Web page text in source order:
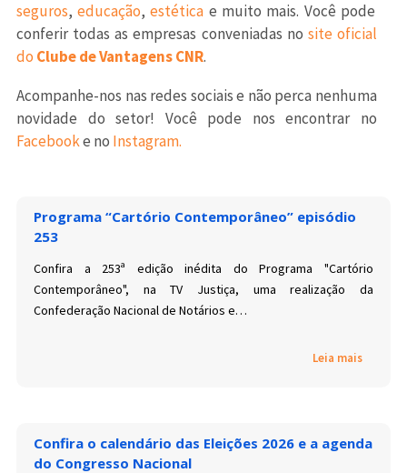
seguros, educação, estética e muito mais. Você pode
conferir todas as empresas conveniadas no site oficial
do Clube de Vantagens CNR.
Acompanhe-nos nas redes sociais e não perca nenhuma
novidade do setor! Você pode nos encontrar no
Facebooke no Instagram.
Programa “Cartório Contemporâneo” episódio
253
Confira a 253ª edição inédita do Programa "Cartório
Contemporâneo", na TV Justiça, uma realização da
Confederação Nacional de Notários e…
Leia mais
Confira o calendário das Eleições 2026 e a agenda
do Congresso Nacional